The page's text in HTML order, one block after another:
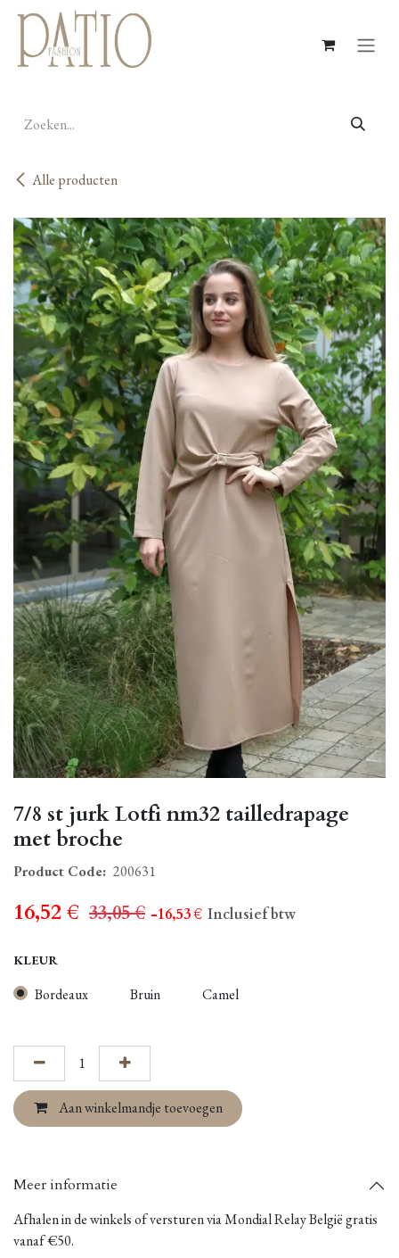
Overslaan naar inhoud
Alle producten
7/8 st jurk Lotfi nm32 tailledrapage
met broche
Product Code: 200631
16,52€ 33,05€ - 16,53€ Inclusief btw
KLEUR
Bordeaux Bruin Camel
Aan winkelmandje toevoegen
Meer informatie
Afhalen in de winkels of versturen via Mondial Relay België gratis
vanaf €50.